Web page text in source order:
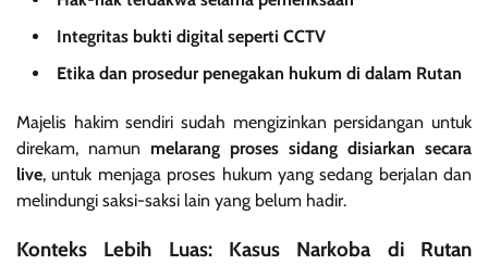
Integritas bukti digital seperti CCTV
Etika dan prosedur penegakan hukum di dalam Rutan
Majelis hakim sendiri sudah mengizinkan persidangan untuk
direkam, namun melarang proses sidang disiarkan secara
live, untuk menjaga proses hukum yang sedang berjalan dan
melindungi saksi-saksi lain yang belum hadir.
Konteks Lebih Luas: Kasus Narkoba di Rutan